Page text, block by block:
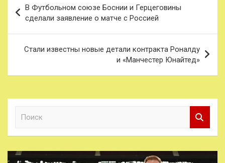
по
записям
В Футбольном союзе Боснии и Герцеговины
сделали заявление о матче с Россией
Стали известны новые детали контракта Роналду
и «Манчестер Юнайтед»
к